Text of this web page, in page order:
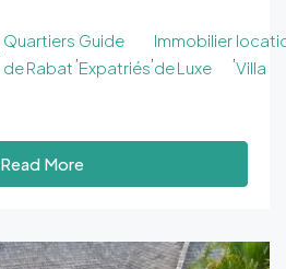
Quartiers
de Rabat
Guide
Expatriés
Immobilier
de Luxe
Villa
Read More